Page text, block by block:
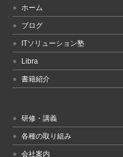
ホーム
ブログ
ITソリューション塾
Libra
書籍紹介
研修・講義
各種の取り組み
会社案内